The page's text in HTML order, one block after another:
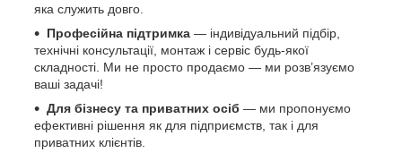
яка служить довго.
Професійна підтримка — індивідуальний підбір,
технічні консультації, монтаж і сервіс будь-якої
складності. Ми не просто продаємо — ми розв’язуємо
ваші задачі!
Для бізнесу та приватних осіб — ми пропонуємо
ефективні рішення як для підприємств, так і для
приватних клієнтів.